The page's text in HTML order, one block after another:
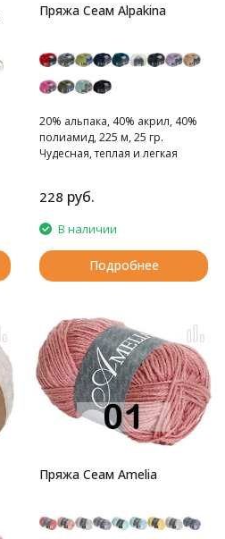
Пряжа Сеам Alpakina
20% альпака, 40% акрил, 40%
полиамид, 225 м, 25 гр.
Чудесная, теплая и легкая
228 руб.
В наличии
Подробнее
Пряжа Сеам Amelia